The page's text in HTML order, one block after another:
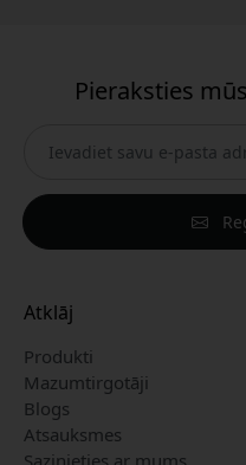
Pieraksties
Atklāj
Produkti
Mazumtirgotāji
Blogs
Atsauksmes
Sazinieties ar mums